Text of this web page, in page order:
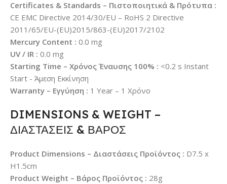
Certificates & Standards – Πιστοποιητικά & Πρότυπα :
CE EMC Directive 2014/30/EU – RoHS 2 Directive
2011/65/EU-(EU)2015/863-(EU)2017/2102
Mercury Content : 0.0 mg
UV / IR : 0.0 mg
Starting Time – Χρόνος Έναυσης 100% : <0.2 s Instant
Start - Άμεση Εκκίνηση
Warranty – Εγγύηση : 1 Year – 1 Χρόνο
DIMENSIONS & WEIGHT –
ΔΙΑΣΤΑΣΕΙΣ & ΒΑΡΟΣ
Product Dimensions – Διαστάσεις Προϊόντος : D7.5 x
H1.5cm
Product Weight – Βάρος Προϊόντος : 28g